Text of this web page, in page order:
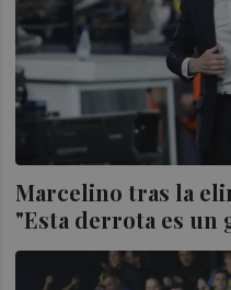
Marcelino tras la
"Esta derrota es un